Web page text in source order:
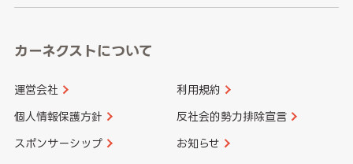
カーネクストについて
運営会社 利用規約
個人情報保護方針 反社会的勢力排除宣言
スポンサーシップ お知らせ